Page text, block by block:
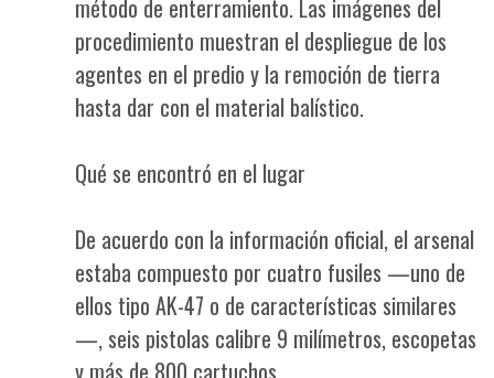
método de enterramiento. Las imágenes del
procedimiento muestran el despliegue de los
agentes en el predio y la remoción de tierra
hasta dar con el material balístico.
Qué se encontró en el lugar
De acuerdo con la información oficial, el arsenal
estaba compuesto por cuatro fusiles —uno de
ellos tipo AK-47 o de características similares
—, seis pistolas calibre 9 milímetros, escopetas
y más de 800 cartuchos.